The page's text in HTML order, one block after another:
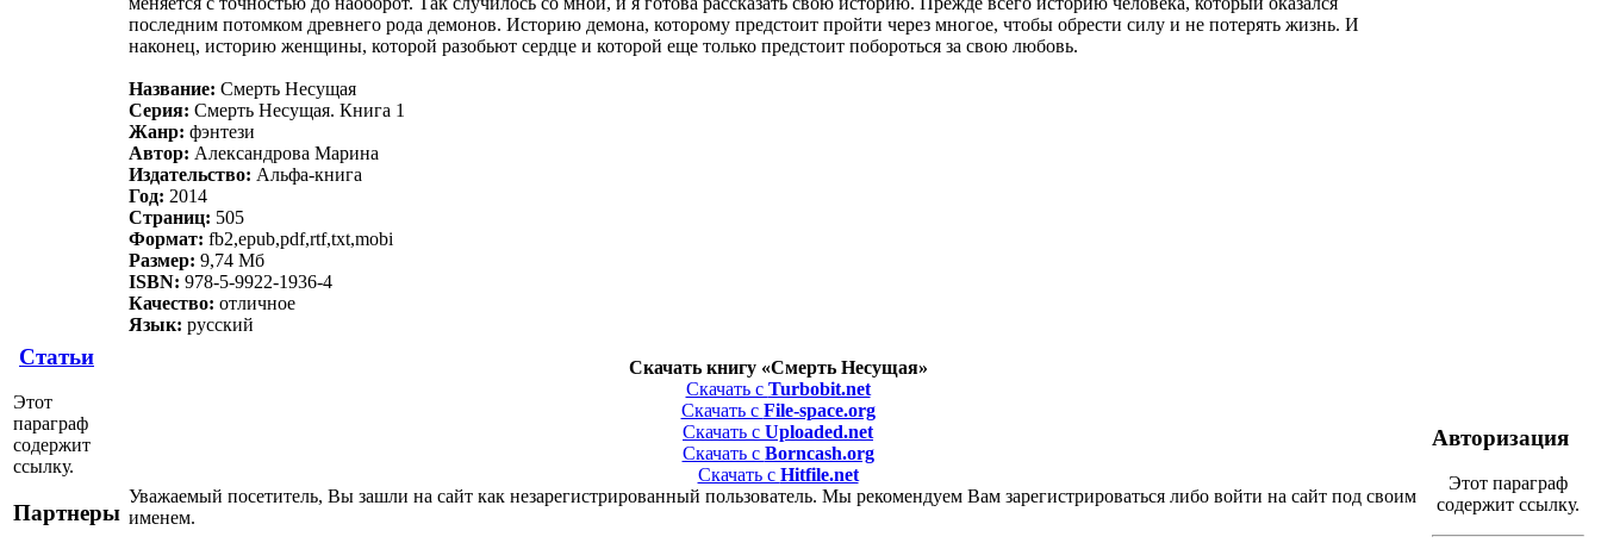
Статьи
Этот
параграф
содержит
ссылку.
Партнеры
последним потомком древнего рода демонов. Историю демона, которому предстоит пройти через многое, чтобы обрести силу и не потерять жизнь. И
наконец, историю женщины, которой разобьют сердце и которой еще только предстоит побороться за свою любовь.
Название: Смерть Несущая
Серия: Смерть Несущая. Книга 1
Жанр: фэнтези
Автор: Александрова Марина
Издательство: Альфа-книга
Год: 2014
Страниц: 505
Формат: fb2,epub,pdf,rtf,txt,mobi
Размер: 9,74 Мб
ISBN: 978-5-9922-1936-4
Качество: отличное
Язык: русский
Скачать книгу «Смерть Несущая»
Скачать с Turbobit.net
Скачать с File-space.org
Скачать с Uploaded.net
Скачать с Borncash.org
Скачать с Hitfile.net
Уважаемый посетитель, Вы зашли на сайт как незарегистрированный пользователь. Мы рекомендуем Вам зарегистрироваться либо войти на сайт под своим
именем.
Авторизация
Этот параграф
содержит ссылку.